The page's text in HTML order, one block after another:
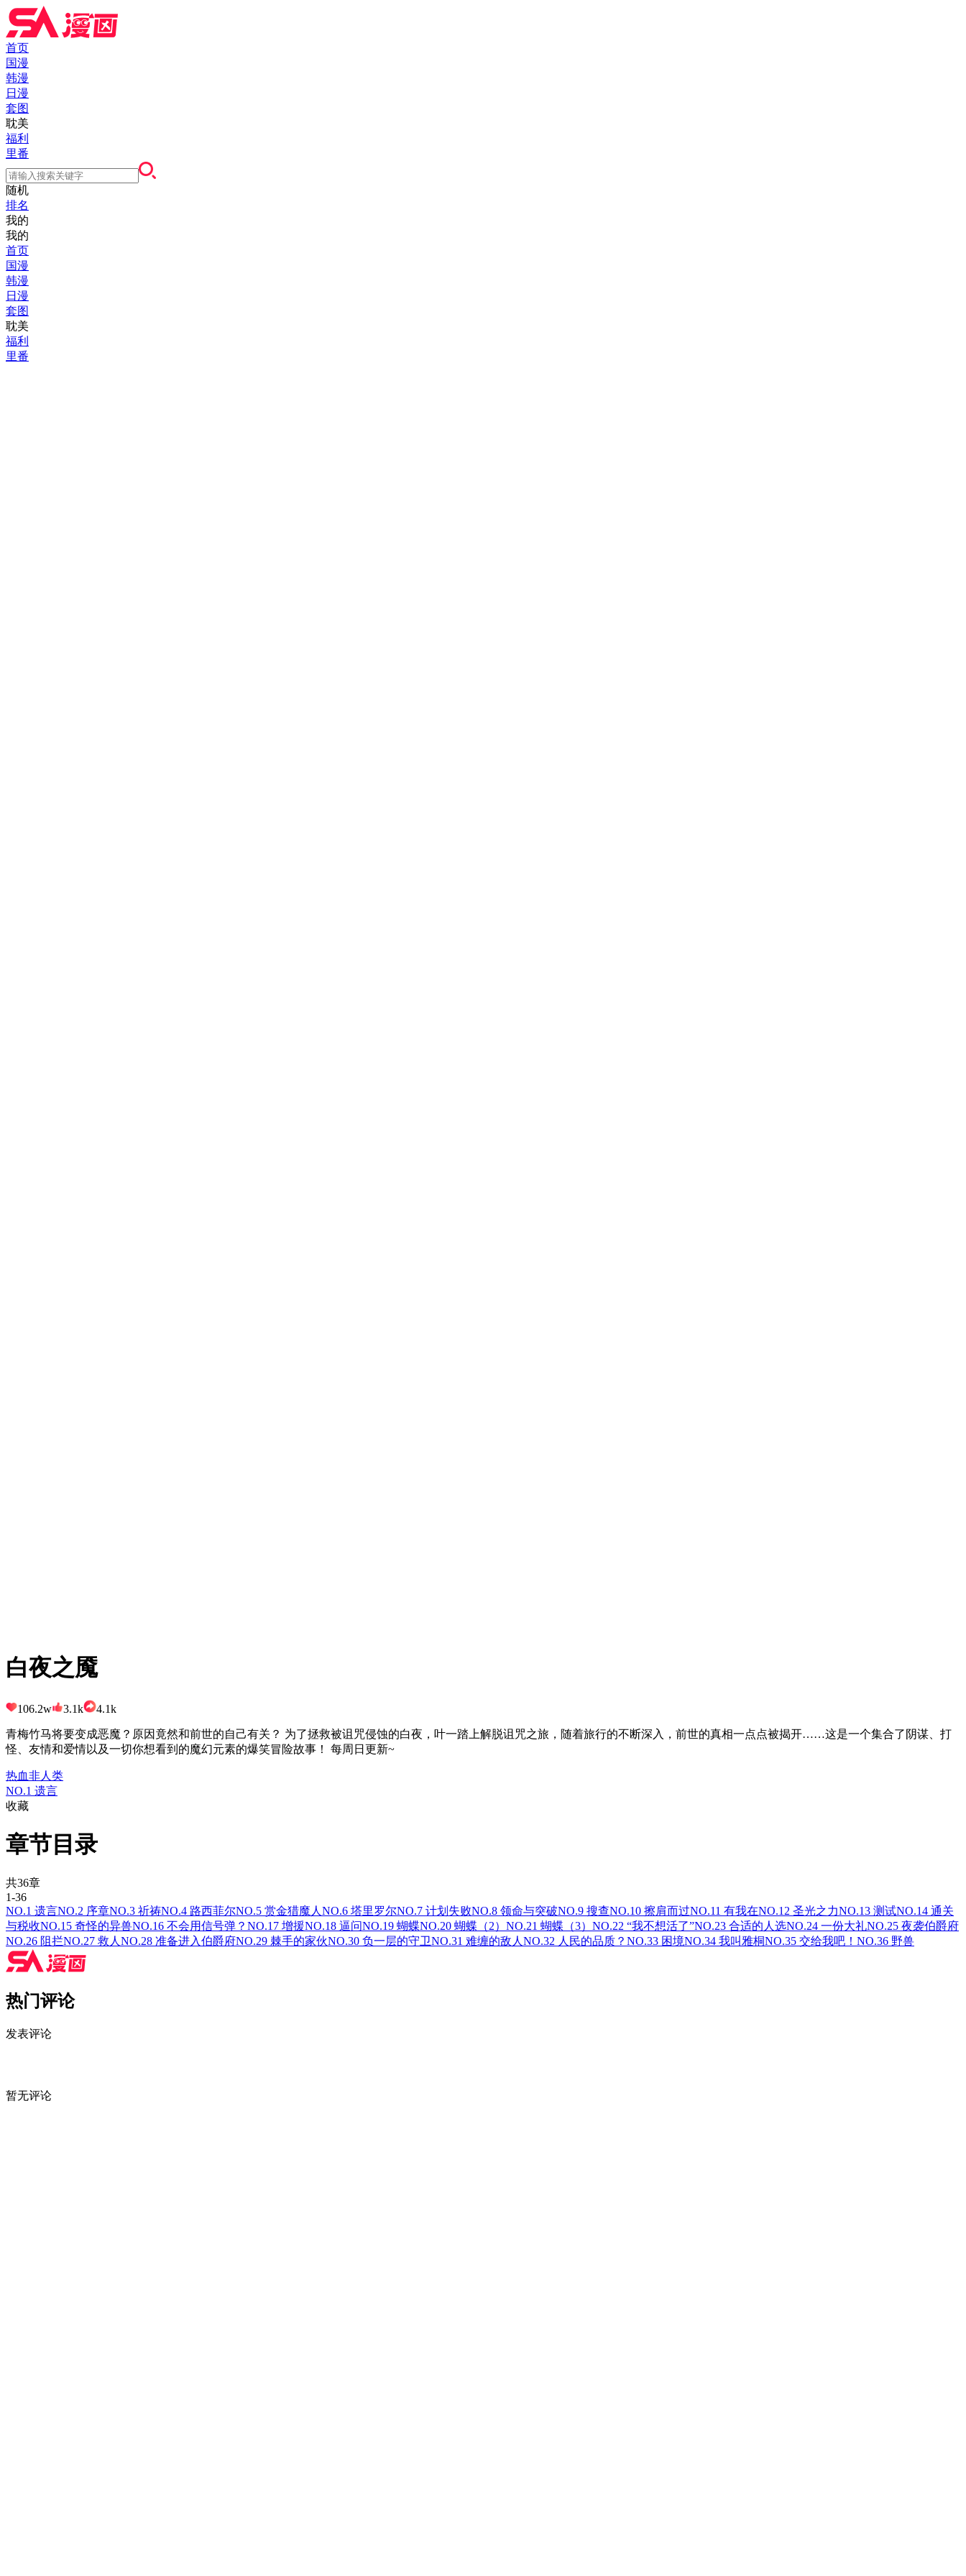
首页
国漫
韩漫
日漫
套图
耽美
福利
里番
随机
排名
我的
我的
首页
国漫
韩漫
日漫
套图
耽美
福利
里番
白夜之魇
106.2w 3.1k 4.1k
青梅竹马将要变成恶魔？原因竟然和前世的自己有关？ 为了拯救被诅咒侵蚀的白夜，叶一踏上解脱诅咒之旅，随着旅行的不断深入，前世的真相一点点被揭开……这是一个集合了阴谋、打
怪、友情和爱情以及一切你想看到的魔幻元素的爆笑冒险故事！ 每周日更新~
热血非人类
NO.1 遗言
收藏
章节目录
共36章
1-36
NO.1 遗言NO.2 序章NO.3 祈祷NO.4 路西菲尔NO.5 赏金猎魔人NO.6 塔里罗尔NO.7 计划失败NO.8 领命与突破NO.9 搜查NO.10 擦肩而过NO.11 有我在NO.12 圣光之力NO.13 测试NO.14 通关
与税收NO.15 奇怪的异兽NO.16 不会用信号弹？ NO.17 增援NO.18 逼问NO.19 蝴蝶NO.20 蝴蝶（2） NO.21 蝴蝶（3） NO.22 “我不想活了”NO.23 合适的人选NO.24 一份大礼NO.25 夜袭伯爵府
NO.26 阻拦NO.27 救人NO.28 准备进入伯爵府NO.29 棘手的家伙NO.30 负一层的守卫NO.31 难缠的敌人NO.32 人民的品质？ NO.33 困境NO.34 我叫雅桐NO.35 交给我吧！ NO.36 野兽
热门评论
发表评论
暂无评论